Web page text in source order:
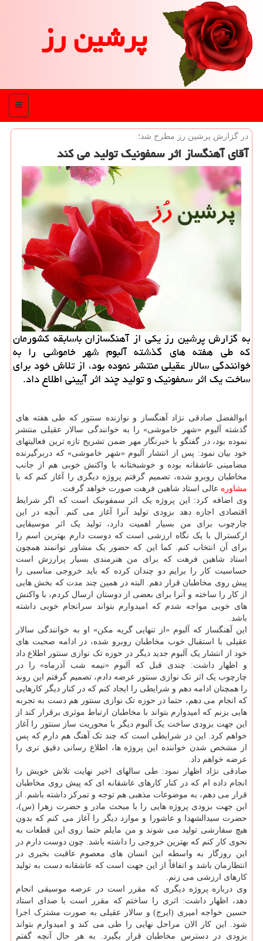
پرشین رز
منو
در گزارش پرشین رز مطرح شد؛
آقای آهنگساز اثر سمفونیک تولید می کند
به گزارش پرشین رز یکی از آهنگسازان باسابقه کشورمان
که طی هفته های گذشته آلبوم شهر خاموشی را به
خوانندگی سالار عقیلی منتشر نموده بود، از تلاش خود برای
ساخت یک اثر سمفونیک و تولید چند اثر آیینی اطلاع داد.
ابوالفضل صادقی نژاد آهنگساز و نوازنده سنتور که طی هفته های
گذشته آلبوم «شهر خاموشی» را به خوانندگی سالار عقیلی منتشر
نموده بود، در گفتگو با خبرنگار مهر ضمن تشریح تازه ترین فعالیتهای
خود بیان نمود: پس از انتشار آلبوم «شهر خاموشی» که دربرگیرنده
مضامینی عاشقانه بوده و خوشبختانه با واکنش خوبی هم از جانب
مخاطبان روبرو شده، تصمیم گرفتم پروژه دیگری را آغاز کنم که با
مشاوره عالی استاد شاهین فرهت صورت خواهد گرفت.
وی اضافه کرد: این پروژه یک اثر سمفونیک است که اگر شرایط
اقتصادی اجازه دهد بزودی تولید آنرا آغاز می کنم. آنچه در این
چارچوب برای من بسیار اهمیت دارد، تولید یک اثر موسیقایی
ارکسترال با یک نگاه ارزشی است که دوست دارم بهترین اسم را
برای آن انتخاب کنم. کما این که حضور یک مشاور توانمند همچون
استاد شاهین فرهت که برای من هنرمندی بسیار پرارزش است
حساسیت کار را برایم دو چندان کرده که باید خروجی مناسبی را
پیش روی مخاطبان قرار دهم. البته در همین چند مدت که بخش هایی
از کار را ساخته و آنرا برای بعضی از دوستان ارسال کردم، با واکنش
های خوبی مواجه شدم که امیدوارم بتواند سرانجام خوبی داشته
باشد.
این آهنگساز که آلبوم «از تنهایی گریه مکن» او به خوانندگی سالار
عقیلی با استقبال خوب مخاطبان روبرو شده، در ادامه صحبت های
خود از انتشار یک آلبوم جدید دیگر در حوزه تک نوازی سنتور اطلاع داد
و اظهار داشت: چندی قبل که آلبوم «نیمه شب آذرماه» را در
چارچوب یک اثر تک نوازی سنتور عرضه دادم، تصمیم گرفتم این روند
را همچنان ادامه دهم و شرایطی را ایجاد کنم که در کنار دیگر کارهایی
که انجام می دهم، حتما در حوزه تک نوازی سنتور هم دست به تجربه
هایی بزنم که امیدوارم بتواند با مخاطبان ارتباط موثری برقرار کند از
این جهت بزودی ساخت یک آلبوم دیگر با محوریت ساز سنتور را آغاز
خواهم کرد. این در شرایطی است که چند تک آهنگ هم دارم که پس
از مشخص شدن خواننده این پروژه ها، اطلاع رسانی دقیق تری را
عرضه خواهم داد.
صادقی نژاد اظهار نمود: طی سالهای اخیر نهایت تلاش خویش را
انجام داده ام که در کنار کارهای عاشقانه ای که پیش روی مخاطبان
قرار می دهم، به موضوعات مذهبی هم توجه و تمرکز داشته باشم. از
این جهت بزودی پروژه هایی را با مبحث مادر و حضرت زهرا (س)،
حضرت سیدالشهدا و عاشورا و موارد دیگر را آغاز می کنم که بدون
هیچ سفارشی تولید می شوند و من مایلم حتما روی این قطعات به
نحوی کار کنم که بهترین خروجی را داشته باشد. چون دوست دارم در
این روزگار به واسطه این انسان های معصوم عاقبت بخیری در
انتظارمان باشد و اتفاقاً از این جهت است که عاشقانه دست به تولید
کارهای ارزشی می زنم.
وی درباره پروژه دیگری که مقرر است در عرصه موسیقی انجام
دهد، اظهار داشت: اثری را ساختم که مقرر است با صدای استاد
حسین خواجه امیری (ایرج) و سالار عقیلی به صورت مشترک اجرا
شود. این کار الان مراحل نهایی را طی می کند و امیدوارم بتواند
بزودی در دسترس مخاطبان قرار بگیرد. به هر حال آنچه گفتم